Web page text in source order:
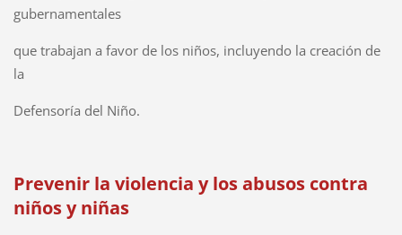
gubernamentales
que trabajan a favor de los niños, incluyendo la creación de
la
Defensoría del Niño.
Prevenir la violencia y los abusos contra
niños y niñas